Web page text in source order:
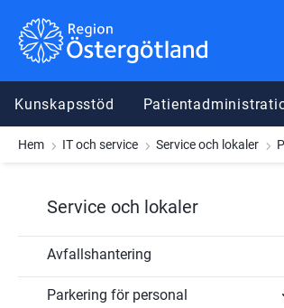
Gå till innehåll
Gå till meny
Gå till sidfot
Kunskapsstöd
Hem IT och service Service och lokaler
Service och lokaler
Avfallshantering
Parkering för personal